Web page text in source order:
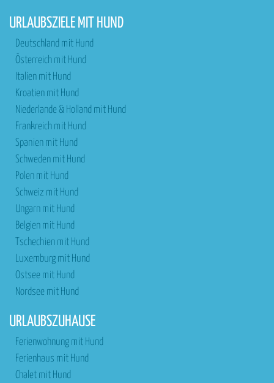
URLAUBSZIELE MIT HUND
Deutschland mit Hund
Österreich mit Hund
Italien mit Hund
Kroatien mit Hund
Niederlande & Holland mit Hund
Frankreich mit Hund
Spanien mit Hund
Schweden mit Hund
Polen mit Hund
Schweiz mit Hund
Ungarn mit Hund
Belgien mit Hund
Tschechien mit Hund
Luxemburg mit Hund
Ostsee mit Hund
Nordsee mit Hund
URLAUBSZUHAUSE
Ferienwohnung mit Hund
Ferienhaus mit Hund
Chalet mit Hund